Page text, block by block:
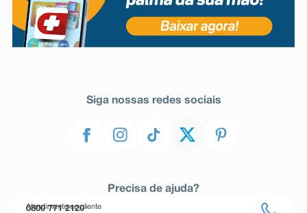
Siga nossas redes sociais
Precisa de ajuda?
Atendimento ao cliente
0800 771 2120